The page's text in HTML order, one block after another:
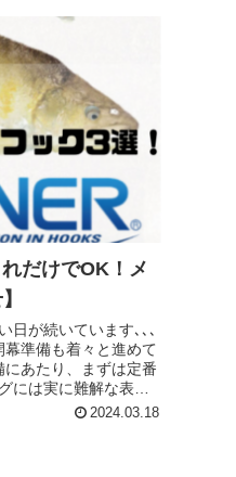
だけでOK！メ
日が続いています､､､
準備も着々と進めて
あたり、まずは定番
には実に難解な表が
2024.03.18